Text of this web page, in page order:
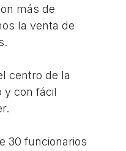
más de
la venta de
centro de la
y con fácil
30 funcionarios